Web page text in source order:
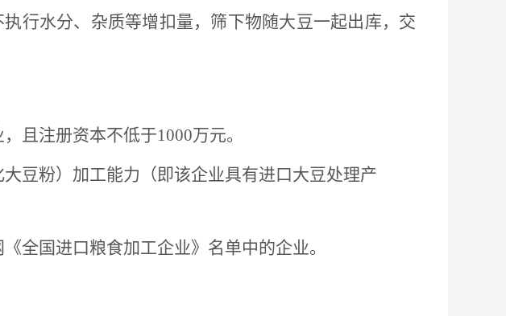
行水分、杂质等增扣量，筛下物随大豆一起出库，交
且 注册资本不低于1000万元。
豆粉）加工能力（即该企业具有进口大豆处理产
全国进口粮食加工企业》名单中的企业。